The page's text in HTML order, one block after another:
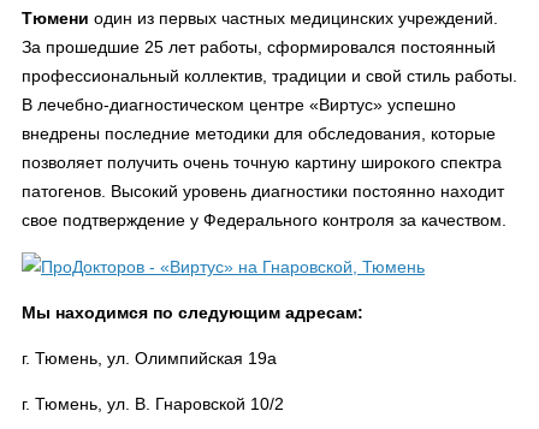
Тюмени один из первых частных медицинских учреждений.
За прошедшие 25 лет работы, сформировался постоянный
профессиональный коллектив, традиции и свой стиль работы.
В лечебно-диагностическом центре «Виртус» успешно
внедрены последние методики для обследования, которые
позволяет получить очень точную картину широкого спектра
патогенов. Высокий уровень диагностики постоянно находит
свое подтверждение у Федерального контроля за качеством.
Мы находимся по следующим адресам:
г. Тюмень, ул. Олимпийская 19а
г. Тюмень, ул. В. Гнаровской 10/2